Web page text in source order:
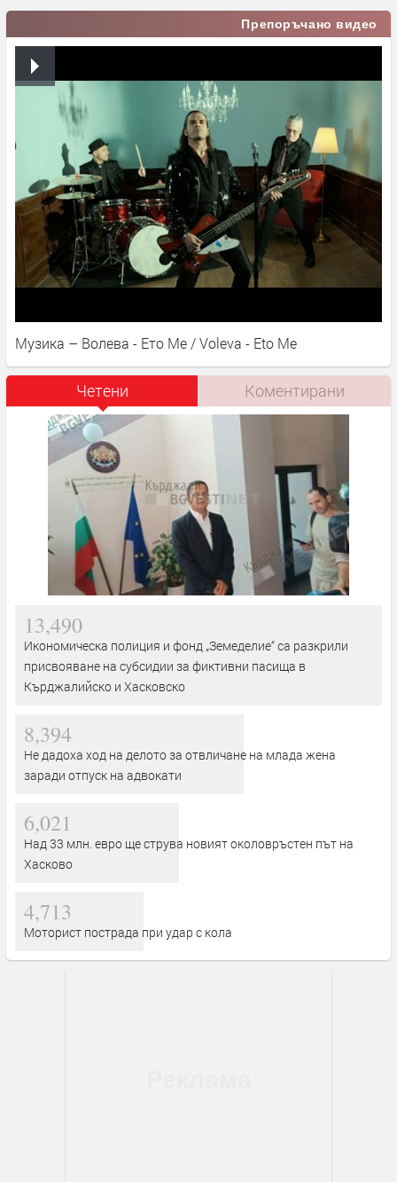
Препоръчано видео
Музика – Волева - Ето Ме / Voleva - Eto Me
Четени Коментирани
13,490
Икономическа полиция и фонд „Земеделие“ са разкрили
присвояване на субсидии за фиктивни пасища в
Кърджалийско и Хасковско
8,394
Не дадоха ход на делото за отвличане на млада жена
заради отпуск на адвокати
6,021
Над 33 млн. евро ще струва новият околовръстен път на
Хасково
4,713
Моторист пострада при удар с кола